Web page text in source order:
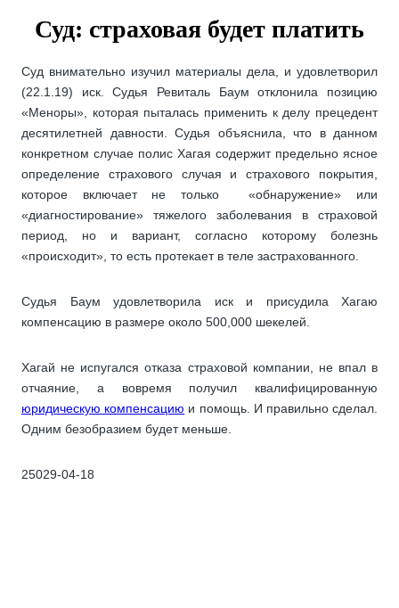
Суд: страховая будет платить
Суд внимательно изучил материалы дела, и удовлетворил
(22.1.19) иск. Судья Ревиталь Баум отклонила позицию
«Меноры», которая пыталась применить к делу прецедент
десятилетней давности. Судья объяснила, что в данном
конкретном случае полис Хагая содержит предельно ясное
определение страхового случая и страхового покрытия,
которое включает не только «обнаружение» или
«диагностирование» тяжелого заболевания в страховой
период, но и вариант, согласно которому болезнь
«происходит», то есть протекает в теле застрахованного.
Судья Баум удовлетворила иск и присудила Хагаю
компенсацию в размере около 500,000 шекелей.
Хагай не испугался отказа страховой компании, не впал в
отчаяние, а вовремя получил квалифицированную
юридическую компенсацию и помощь. И правильно сделал.
Одним безобразием будет меньше.
25029-04-18